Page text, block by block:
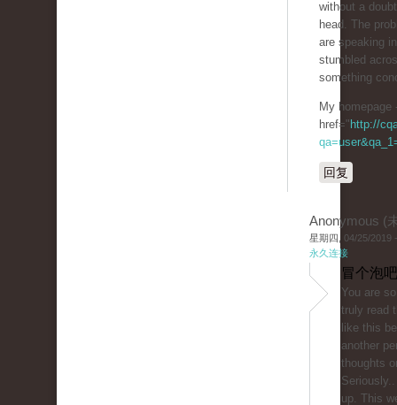
without a
head. The
are speaking
stumbled
something
My homepage
href=" http://
回复
Anonymous (
星期四, 04/25/2019
永久连接
冒个泡
You are
truly read
like this
another
thoughts
up. This